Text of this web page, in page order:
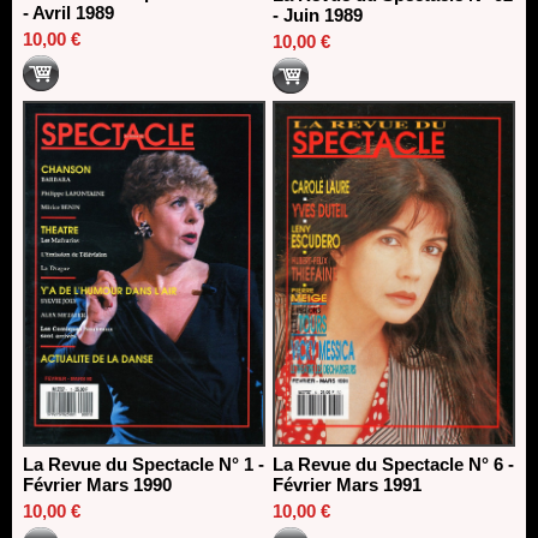
- Avril 1989
10,00 €
- Juin 1989
10,00 €
La Revue du Spectacle N° 1 -
Février Mars 1990
10,00 €
La Revue du Spectacle N° 6 -
Février Mars 1991
10,00 €